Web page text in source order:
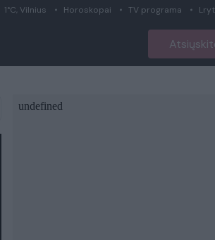
1°C, Vilnius Horoskopai TV programa